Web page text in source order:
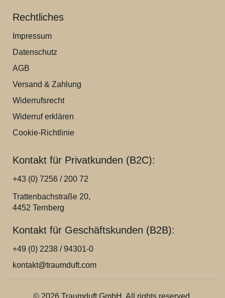
Rechtliches
Impressum
Datenschutz
AGB
Versand & Zahlung
Widerrufsrecht
Widerruf erklären
Cookie-Richtlinie
Kontakt für Privatkunden (B2C):
+43 (0) 7256 / 200 72
Trattenbachstraße 20,
4452 Ternberg
Kontakt für Geschäftskunden (B2B):
+49 (0) 2238 / 94301-0
kontakt@traumduft.com
© 2026 Traumduft GmbH. All rights reserved.